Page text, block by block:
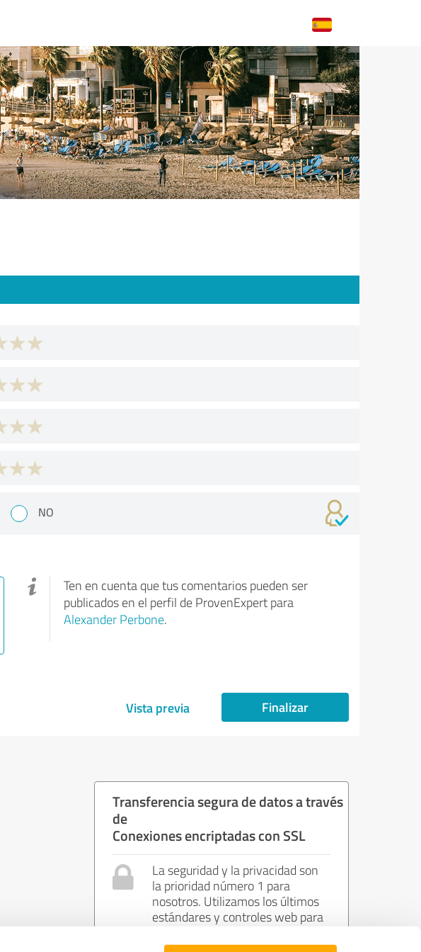
NO
Ten en cuenta que tus comentarios pueden ser
publicados en el perfil de ProvenExpert para
Alexander Perbone.
Vista previa Finalizar
Transferencia segura de datos a través
de
Conexiones encriptadas con SSL
La seguridad y la privacidad son
la prioridad número 1 para
nosotros. Utilizamos los últimos
estándares y controles web para
seguridad.